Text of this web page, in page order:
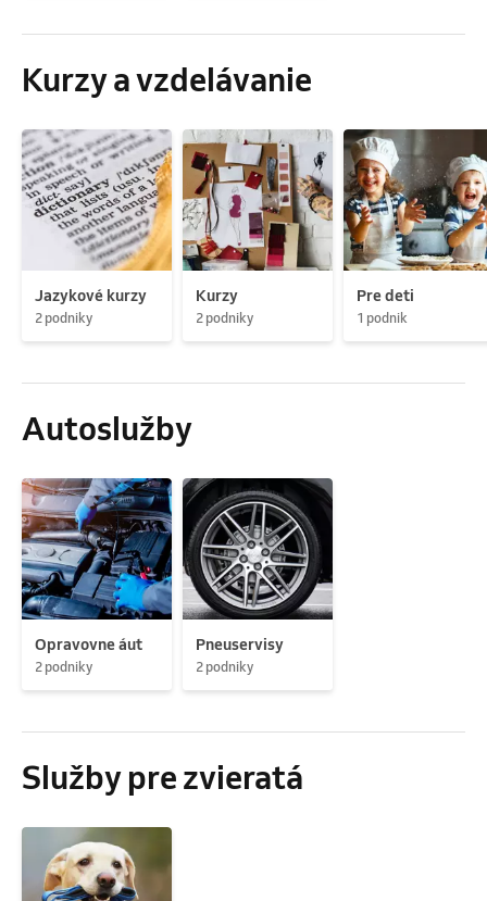
Kurzy a vzdelávanie
Jazykové kurzy
2 podniky
Kurzy
2 podniky
Pre deti
1 podnik
Autoslužby
Opravovne áut
2 podniky
Pneuservisy
2 podniky
Služby pre zvieratá